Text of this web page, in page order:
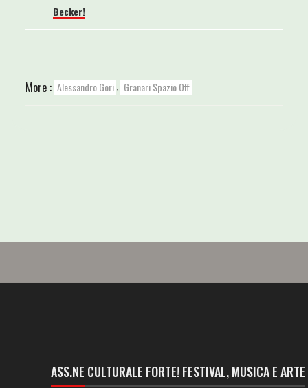
Becker!
More : Alessandro Gori Granari Spazio Off
ASS.NE CULTURALE FORTE! FESTIVAL, MUSICA E ARTE